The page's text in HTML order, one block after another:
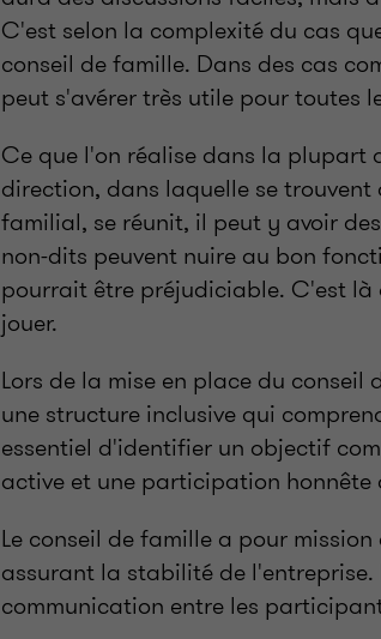
C'est selon la complexité du cas
conseil de famille. Dans des cas
peut s'avérer très utile pour toutes
Ce que l'on réalise dans la plupart
direction, dans laquelle se trouvent
familial, se réunit, il peut y avoir
non-dits peuvent nuire au bon
pourrait être préjudiciable. C'est là
jouer.
Lors de la mise en place du
une structure inclusive qui
essentiel d'identifier un objectif
active et une participation honnête
Le conseil de famille a pour
assurant la stabilité de
communication entre les